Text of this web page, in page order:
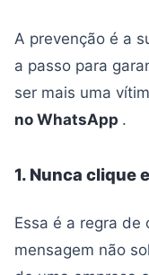
A prevenção é a
a passo para
ser mais uma
no WhatsApp .
1. Nunca clique
Essa é a regra de
mensagem não